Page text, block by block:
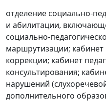
отделение социально-
и абилитации,
социально-
маршрутизации; кабинет
коррекции; кабинет
консультирования;
нарушений
дополнительного